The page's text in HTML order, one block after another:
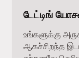
டேட்டிங்
உங்களுக்கு
ஆகச்சிறந்த